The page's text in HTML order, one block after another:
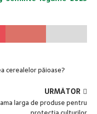
cerealelor păioase?
URMĂTOR
larga de produse pentru